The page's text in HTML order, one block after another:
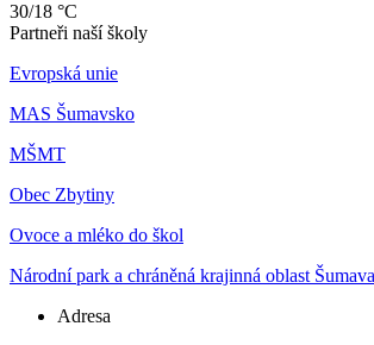
30/18 °C
Partneři naší školy
Evropská unie
MAS Šumavsko
MŠMT
Obec Zbytiny
Ovoce a mléko do škol
Národní park a chráněná krajinná oblast Šumava
Adresa